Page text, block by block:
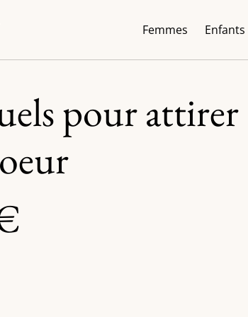
Femmes Enfants
pour attirer